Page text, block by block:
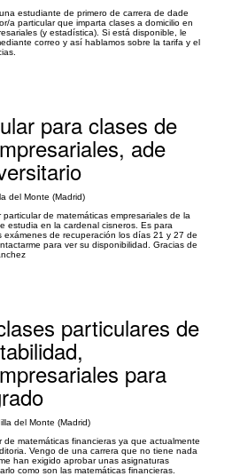
estudiante de primero de carrera de dade
a particular que imparta clases a domicilio en
(y estadística). Si está disponible, le
correo y así hablamos sobre la tarifa y el
para clases de
ade
del Monte (Madrid)
de matemáticas empresariales de la
estudia en la cardenal cisneros. Es para
de recuperación los días 21 y 27 de
para ver su disponibilidad. Gracias de
particulares de
para
del Monte (Madrid)
matemáticas financieras ya que actualmente
Vengo de una carrera que no tiene nada
han exigido aprobar unas asignaturas
como son las matemáticas financieras.